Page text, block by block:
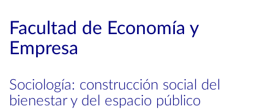
Facultad de Economía y
Empresa
Sociología: construcción social del
bienestar y del espacio público